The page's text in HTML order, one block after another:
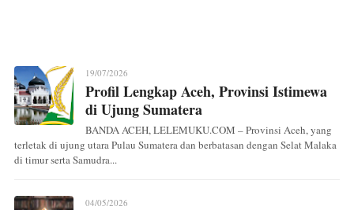
19/07/2026
Profil Lengkap Aceh, Provinsi Istimewa
di Ujung Sumatera
BANDA ACEH, LELEMUKU.COM – Provinsi Aceh, yang
terletak di ujung utara Pulau Sumatera dan berbatasan dengan Selat Malaka
di timur serta Samudra...
04/05/2026